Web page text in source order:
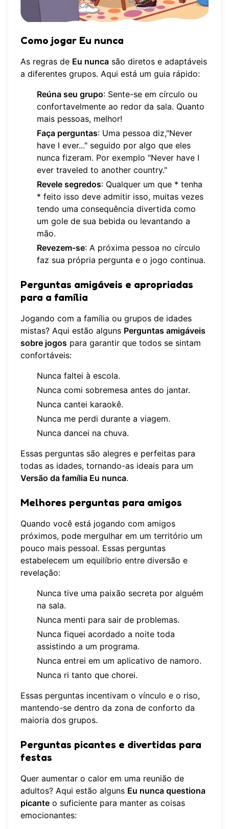
Como jogar Eu nunca
As regras de Eu nunca são diretos e adaptáveis
a diferentes grupos. Aqui está um guia rápido:
Reúna seu grupo: Sente-se em círculo ou
confortavelmente ao redor da sala. Quanto
mais pessoas, melhor!
Faça perguntas: Uma pessoa diz,"Never
have I ever..." seguido por algo que eles
nunca fizeram. Por exemplo "Never have I
ever traveled to another country."
Revele segredos: Qualquer um que * tenha
* feito isso deve admitir isso, muitas vezes
tendo uma consequência divertida como
um gole de sua bebida ou levantando a
mão.
Revezem-se: A próxima pessoa no círculo
faz sua própria pergunta e o jogo continua.
Perguntas amigáveis e apropriadas
para a família
Jogando com a família ou grupos de idades
mistas? Aqui estão alguns Perguntas amigáveis
sobre jogos para garantir que todos se sintam
confortáveis:
Nunca faltei à escola.
Nunca comi sobremesa antes do jantar.
Nunca cantei karaokê.
Nunca me perdi durante a viagem.
Nunca dancei na chuva.
Essas perguntas são alegres e perfeitas para
todas as idades, tornando-as ideais para um
Versão da família Eu nunca.
Melhores perguntas para amigos
Quando você está jogando com amigos
próximos, pode mergulhar em um território um
pouco mais pessoal. Essas perguntas
estabelecem um equilíbrio entre diversão e
revelação:
Nunca tive uma paixão secreta por alguém
na sala.
Nunca menti para sair de problemas.
Nunca fiquei acordado a noite toda
assistindo a um programa.
Nunca entrei em um aplicativo de namoro.
Nunca ri tanto que chorei.
Essas perguntas incentivam o vínculo e o riso,
mantendo-se dentro da zona de conforto da
maioria dos grupos.
Perguntas picantes e divertidas para
festas
Quer aumentar o calor em uma reunião de
adultos? Aqui estão alguns Eu nunca questiona
picante o suficiente para manter as coisas
emocionantes: